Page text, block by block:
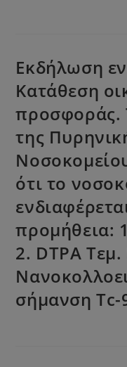
Εκδήλωση
Κατάθεση
προσφοράς.
της
ότι το
προμήθεια:
2. DTPA
σήμανση Tc-